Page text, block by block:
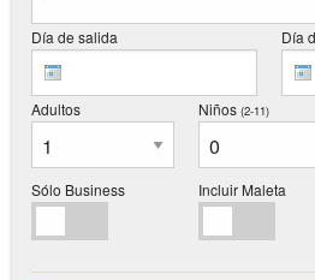
Día de salida Día
Adultos Niños (2-11)
Sólo Business Incluir Maleta